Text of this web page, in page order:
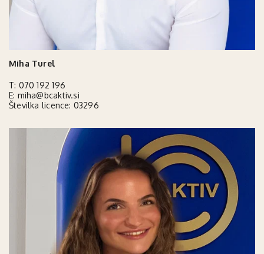
Miha Turel
T: 070 192 196
E: miha@bcaktiv.si
Številka licence: 03296